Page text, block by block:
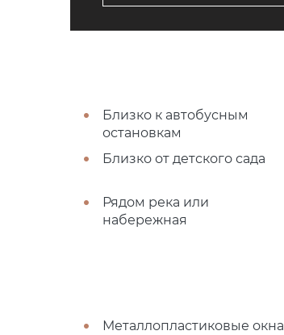
Близко к автобусным
остановкам
Близко от детского сада
Рядом река или
набережная
Металлопластиковые окна